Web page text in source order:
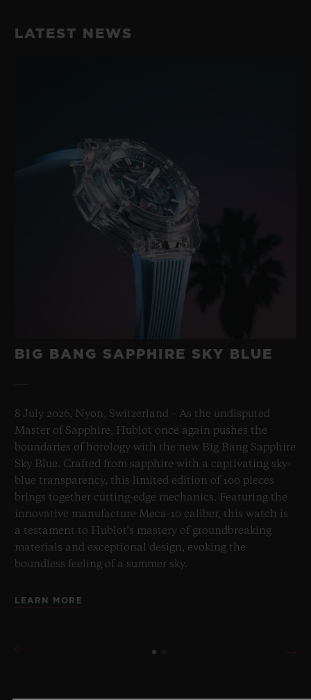
LATEST NEWS
BIG BANG SAPPHIRE SKY BLUE
8 July 2026, Nyon, Switzerland – As the undisputed
Master of Sapphire, Hublot once again pushes the
boundaries of horology with the new Big Bang Sapphire
Sky Blue. Crafted from sapphire with a captivating sky-
blue transparency, this limited edition of 100 pieces
brings together cutting-edge mechanics. Featuring the
innovative manufacture Meca-10 caliber, this watch is
a testament to Hublot's mastery of groundbreaking
materials and exceptional design, evoking the
boundless feeling of a summer sky.
LEARN MORE